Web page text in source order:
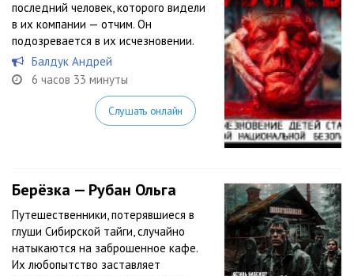
последний человек, которого видели
в их компании — отчим. Он
подозревается в их исчезновении.
Балдук Андрей
6 часов 33 минуты
Слушать онлайн
Берëзка — Рубан Ольга
Путешественники, потерявшиеся в
глуши Сибирской тайги, случайно
натыкаются на заброшенное кафе.
Их любопытство заставляет